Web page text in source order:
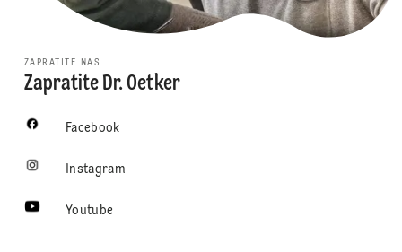
ZAPRATITE NAS
Zapratite Dr. Oetker
Facebook
Instagram
Youtube